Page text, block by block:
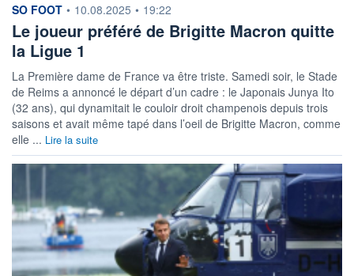
information fournie par
SO FOOT • 10.08.2025 • 19:22
Le joueur préféré de Brigitte Macron quitte
la Ligue 1
La Première dame de France va être triste. Samedi soir, le Stade
de Reims a annoncé le départ d’un cadre : le Japonais Junya Ito
(32 ans), qui dynamitait le couloir droit champenois depuis trois
saisons et avait même tapé dans l’oeil de Brigitte Macron, comme
elle ... Lire la suite